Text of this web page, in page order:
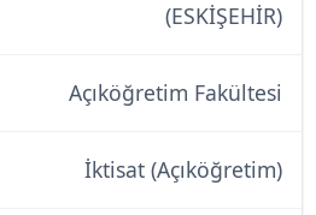
(ESKİŞEHİR)
Açıköğretim Fakültesi
İktisat (Açıköğretim)